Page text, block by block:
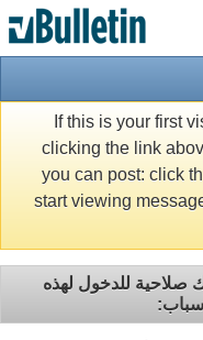
If this is your first
clicking the link
you can post: click
start viewing
صلاحية للدخول لهذه